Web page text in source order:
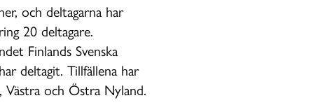
och deltagarna har
20 deltagare.
Finlands Svenska
deltagit. Tillfällena har
Västra och Östra Nyland.